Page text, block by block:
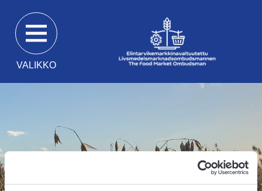
suoraan
sisältöön
VALIKKO